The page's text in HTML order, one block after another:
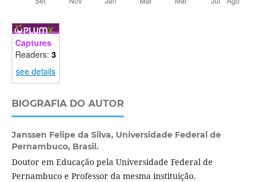
Captures
Readers: 3
see details
BIOGRAFIA DO AUTOR
Janssen Felipe da Silva, Universidade Federal de
Pernambuco, Brasil.
Doutor em Educação pela Universidade Federal de
Pernambuco e Professor da mesma instituição.